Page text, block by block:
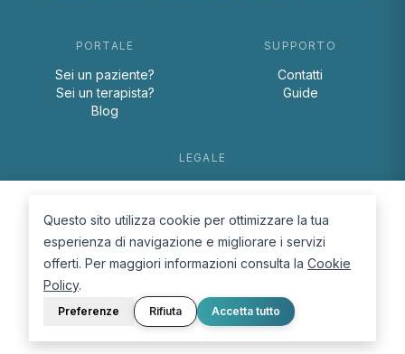
PORTALE
Sei un paziente?
Sei un terapista?
Blog
SUPPORTO
Contatti
Guide
LEGALE
Cookie Policy
© 2026 D.Lab S.r.l. — InBuoneMani
Questo sito utilizza cookie per ottimizzare la tua
esperienza di navigazione e migliorare i servizi
offerti. Per maggiori informazioni consulta la Cookie
Policy.
Preferenze Rifiuta Accetta tutto